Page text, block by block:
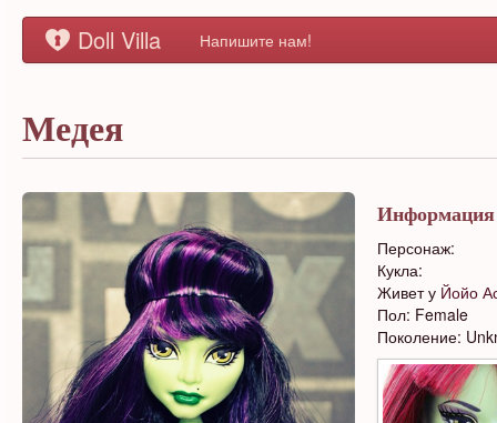
Doll Villa Напишите нам!
Медея
Информация
Персонаж:
Кукла:
Живет у Йойо
Пол: Female
Поколение: